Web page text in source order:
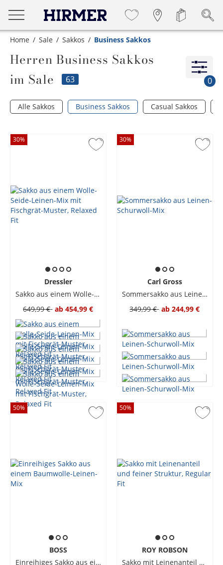
Home Sale Sakkos Business Sakkos
Herren Business Sakkos
im Sale
63 0
Alle Sakkos Business Sakkos Casual Sakkos
30%
Dressler
Sakko aus einem Wolle-Seide-Leinen-Mix mit Fischgrät-Muster, Relaxed Fit
649,99 € ab 454,99 €
30%
Carl Gross
Sommersakko aus Leinen-Schurwoll-Mix
349,99 € ab 244,99 €
50%
BOSS
Einreihiges Sakko aus einem Baumwolle-Leinen-Mix
50%
ROY ROBSON
Sakko mit Leinenanteil und feiner Struktur, Regular Fit